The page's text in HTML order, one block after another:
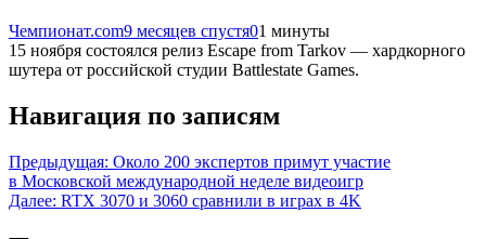
Чемпионат.com9 месяцев спустя01 минуты
15 ноября состоялся релиз Escape from Tarkov — хардкорного
шутера от российской студии Battlestate Games.
Навигация по записям
Предыдущая: Около 200 экспертов примут участие
в Московской международной неделе видеоигр
Далее: RTX 3070 и 3060 сравнили в играх в 4K